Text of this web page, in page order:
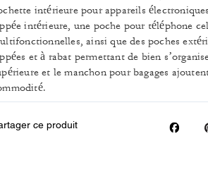
intérieure pour appareils
intérieure, une poche pour téléphone
ainsi que des poches
et à rabat permettant de bien
et le manchon pour bagages
ce produit